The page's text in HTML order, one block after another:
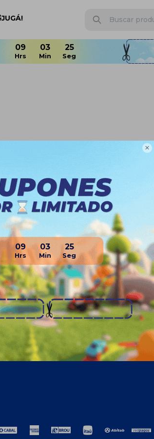

09 03 25
catálogo.
Compra
Como comprar
Términos y condiciones generales
TyC Promociones Medios de Pago
Garantías